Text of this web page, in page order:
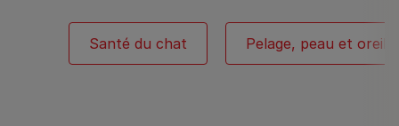
Santé du chat Pelage, peau et